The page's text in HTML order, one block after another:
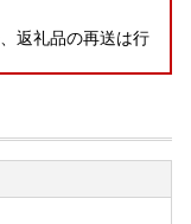
返礼品の再送は行
変更の場合、必ず